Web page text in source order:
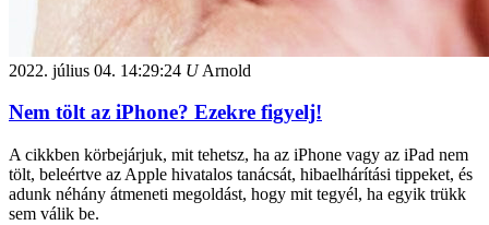
2022. július 04. 14:29:24 UArnold
Nem tölt az iPhone? Ezekre figyelj!
A cikkben körbejárjuk, mit tehetsz, ha az iPhone vagy az iPad nem
tölt, beleértve az Apple hivatalos tanácsát, hibaelhárítási tippeket, és
adunk néhány átmeneti megoldást, hogy mit tegyél, ha egyik trükk
sem válik be.